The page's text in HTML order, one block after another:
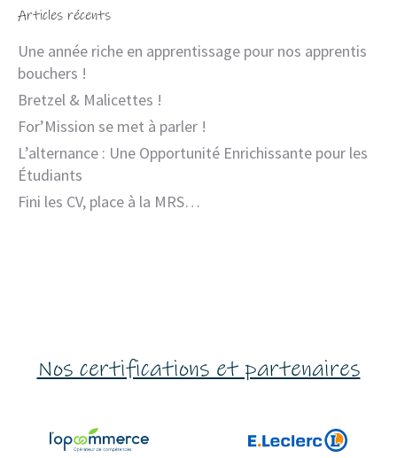
Articles récents
Une année riche en apprentissage pour nos apprentis
bouchers !
Bretzel & Malicettes !
For’Mission se met à parler !
L’alternance : Une Opportunité Enrichissante pour les
Étudiants
Fini les CV, place à la MRS…
Nos certifications et partenaires